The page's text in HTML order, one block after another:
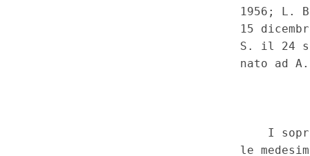
nonche' del diritto alla
2012, n. 228, art. 1, commi
204, 205 e 206. -